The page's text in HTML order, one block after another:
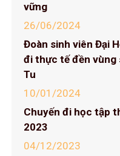
vững
26/06/2024
Đoàn sinh viên Đại
đi thực tế đền vùng
Tu
10/01/2024
Chuyến đi học tập
2023
04/12/2023